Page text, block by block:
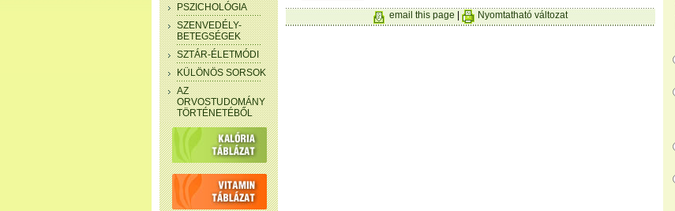
PSZICHOLÓGIA
SZENVEDÉLY-
BETEGSÉGEK
SZTÁR-ÉLETMÓDI
KÜLÖNÖS SORSOK
AZ
ORVOSTUDOMÁNY
TÖRTÉNETÉBŐL
email this page Nyomtatható változat